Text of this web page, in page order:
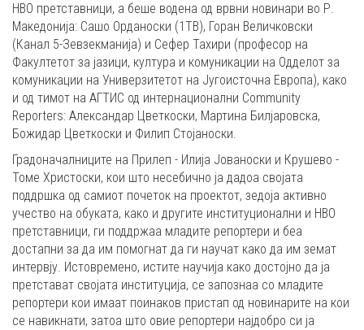
НВО претставници, а беше водена од врвни новинари во Р.
Македонија: Сашо Орданоски (1ТВ), Горан Величковски
(Канал 5-Зевзекманија) и Сефер Тахири (професор на
Факултетот за јазици, културa и комуникации на Одделот за
комуникации на Универзитетот на Југоисточна Европа), како
и од тимот на АГТИС од интернационални Community
Reporters: Александар Цветкоски, Мартина Билјаровска,
Божидар Цветкоски и Филип Стојаноски.
Градоначалниците на Прилеп - Илија Јованоски и Крушево -
Томе Христоски, кои што несебично ја дадоа својата
поддршка од самиот почеток на проектот, зедоја активно
учество на обуката, како и другите институционални и НВО
претставници, ги поддржаа младите репортери и беа
достапни за да им помогнат да ги научат како да им земат
интервју. Истовремено, истите научија како достојно да ја
претстават својата институција, се запознаа со младите
репортери кои имаат поинаков пристап од новинарите на кои
се навикнати, затоа што овие репортери најдобро си ја